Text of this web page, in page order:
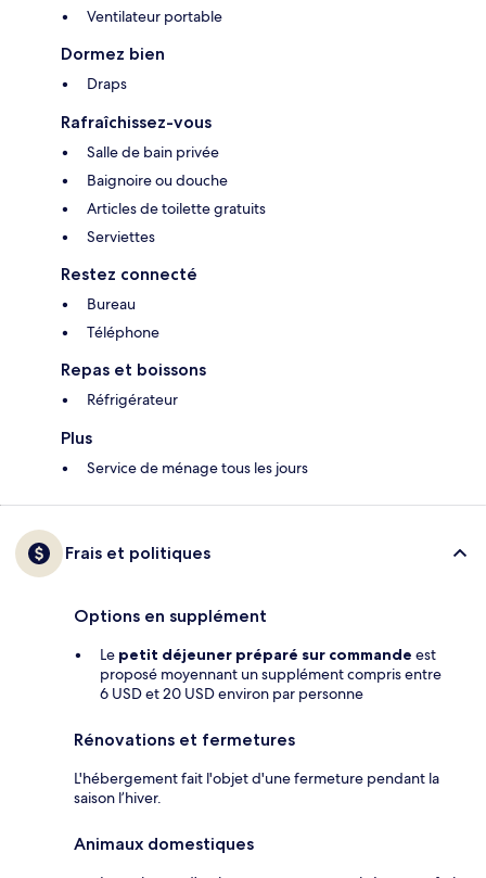
Ventilateur portable
Dormez bien
Draps
Rafraîchissez-vous
Salle de bain privée
Baignoire ou douche
Articles de toilette gratuits
Serviettes
Restez connecté
Bureau
Téléphone
Repas et boissons
Réfrigérateur
Plus
Service de ménage tous les jours
Frais et politiques
Options en supplément
Le petit déjeuner préparé sur commande est
proposé moyennant un supplément compris entre
6 USD et 20 USD environ par personne
Rénovations et fermetures
L'hébergement fait l'objet d'une fermeture pendant la
saison l’hiver.
Animaux domestiques